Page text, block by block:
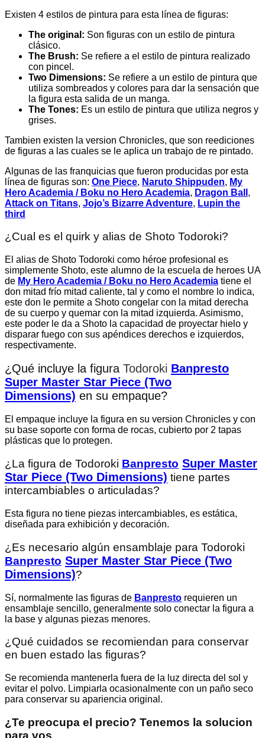
Existen 4 estilos de pintura para esta línea de figuras:
The original: Son figuras con un estilo de pintura
clásico.
The Brush: Se refiere a el estilo de pintura realizado
con pincel.
Two Dimensions: Se refiere a un estilo de pintura que
utiliza sombreados y colores para dar la sensación que
la figura esta salida de un manga.
The Tones: Es un estilo de pintura que utiliza negros y
grises.
Tambien existen la version Chronicles, que son reediciones
de figuras a las cuales se le aplica un trabajo de re pintado.
Algunas de las franquicias que fueron producidas por esta
línea de figuras son: One Piece, Naruto Shippuden, My
Hero Academia / Boku no Hero Academia, Dragon Ball ,
Attack on Titans, Jojo’s Bizarre Adventure, Lupin the
third
¿Cual es el quirk y alias de Shoto Todoroki?
El alias de Shoto Todoroki como héroe profesional es
simplemente Shoto, este alumno de la escuela de heroes UA
de My Hero Academia / Boku no Hero Academia tiene el
don mitad frío mitad caliente, tal y como el nombre lo indica,
este don le permite a Shoto congelar con la mitad derecha
de su cuerpo y quemar con la mitad izquierda. Asimismo,
este poder le da a Shoto la capacidad de proyectar hielo y
disparar fuego con sus apéndices derechos e izquierdos,
respectivamente.
¿Qué incluye la figura Todoroki Banpresto
Super Master Star Piece (Two
Dimensions) en su empaque?
El empaque incluye la figura en su version Chronicles y con
su base soporte con forma de rocas, cubierto por 2 tapas
plásticas que lo protegen.
¿La figura de Todoroki Banpresto Super Master
Star Piece (Two Dimensions) tiene partes
intercambiables o articuladas?
Esta figura no tiene piezas intercambiables, es estática,
diseñada para exhibición y decoración.
¿Es necesario algún ensamblaje para Todoroki
Banpresto Super Master Star Piece (Two
Dimensions)?
Sí, normalmente las figuras de Banpresto requieren un
ensamblaje sencillo, generalmente solo conectar la figura a
la base y algunas piezas menores.
¿Qué cuidados se recomiendan para conservar
en buen estado las figuras?
Se recomienda mantenerla fuera de la luz directa del sol y
evitar el polvo. Limpiarla ocasionalmente con un paño seco
para conservar su apariencia original.
¿Te preocupa el precio? Tenemos la solucion
para vos